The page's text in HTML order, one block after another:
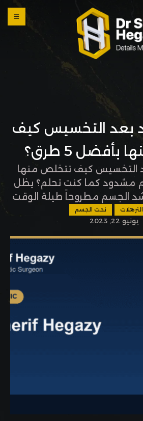
بعد التخسيس كيف
5 طرق؟
التخسيس كيف تتخلص منها
مشدود كما كنت تحلم؟ يظل
الجسم مطروحاً طيلة الوقت
غير الصحية والسريعة أو بعد
الوزن، وفي المقالة التالية
طرق شد الجسم لمعرفة
لنوع الترهلات لديك فتابع معنا
نحت الجسم
يونيو 22, 2023